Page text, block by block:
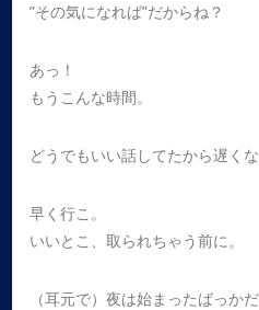
”その気になれば”だからね？
あっ！
もうこんな時間。
どうでもいい話してたから遅く
早く行こ。
いいとこ、取られちゃう前に。
（耳元で）夜は始まったばっか